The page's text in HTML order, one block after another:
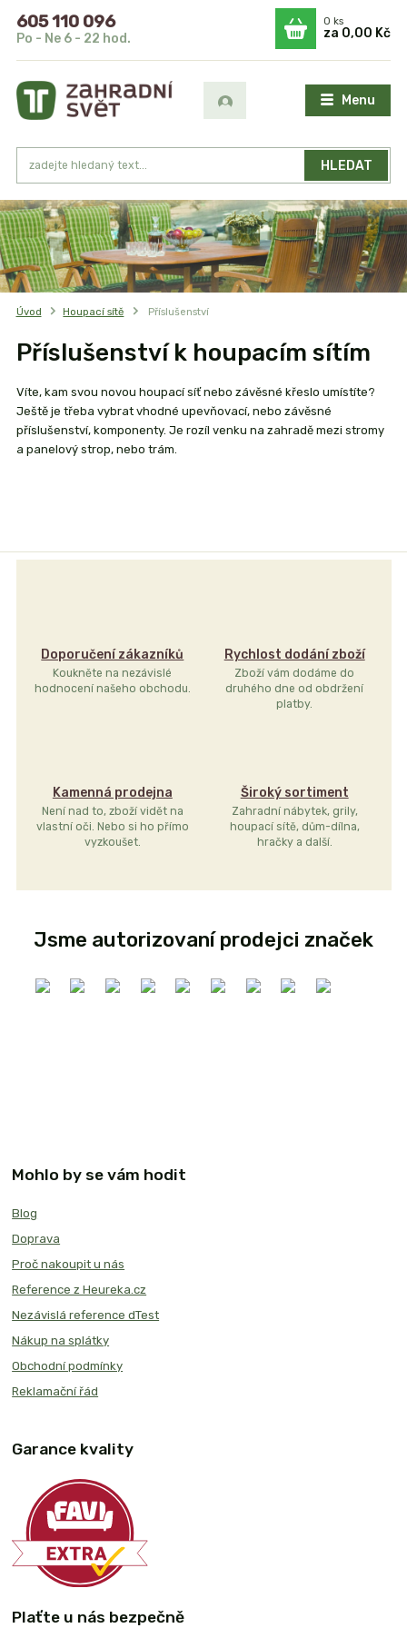
Menu
HLEDAT
605 110 096
Po - Ne 6 - 22 hod.
0ks
za 0,00 Kč
Úvod Houpací sítě Příslušenství
Příslušenství k houpacím sítím
Víte, kam svou novou houpací síť nebo závěsné křeslo umístíte?
Ještě je třeba vybrat vhodné upevňovací, nebo závěsné
příslušenství, komponenty. Je rozíl venku na zahradě mezi stromy
a panelový strop, nebo trám.
Doporučení zákazníků
Koukněte na nezávislé
hodnocení našeho obchodu.
Rychlost dodání zboží
Zboží vám dodáme do
druhého dne od obdržení
platby.
Kamenná prodejna
Není nad to, zboží vidět na
vlastní oči. Nebo si ho přímo
vyzkoušet.
Široký sortiment
Zahradní nábytek, grily,
houpací sítě, dům-dílna,
hračky a další.
Jsme autorizovaní prodejci značek
Mohlo by se vám hodit
Blog
Doprava
Proč nakoupit u nás
Reference z Heureka.cz
Nezávislá reference dTest
Nákup na splátky
Obchodní podmínky
Reklamační řád
Garance kvality
Plaťte u nás bezpečně